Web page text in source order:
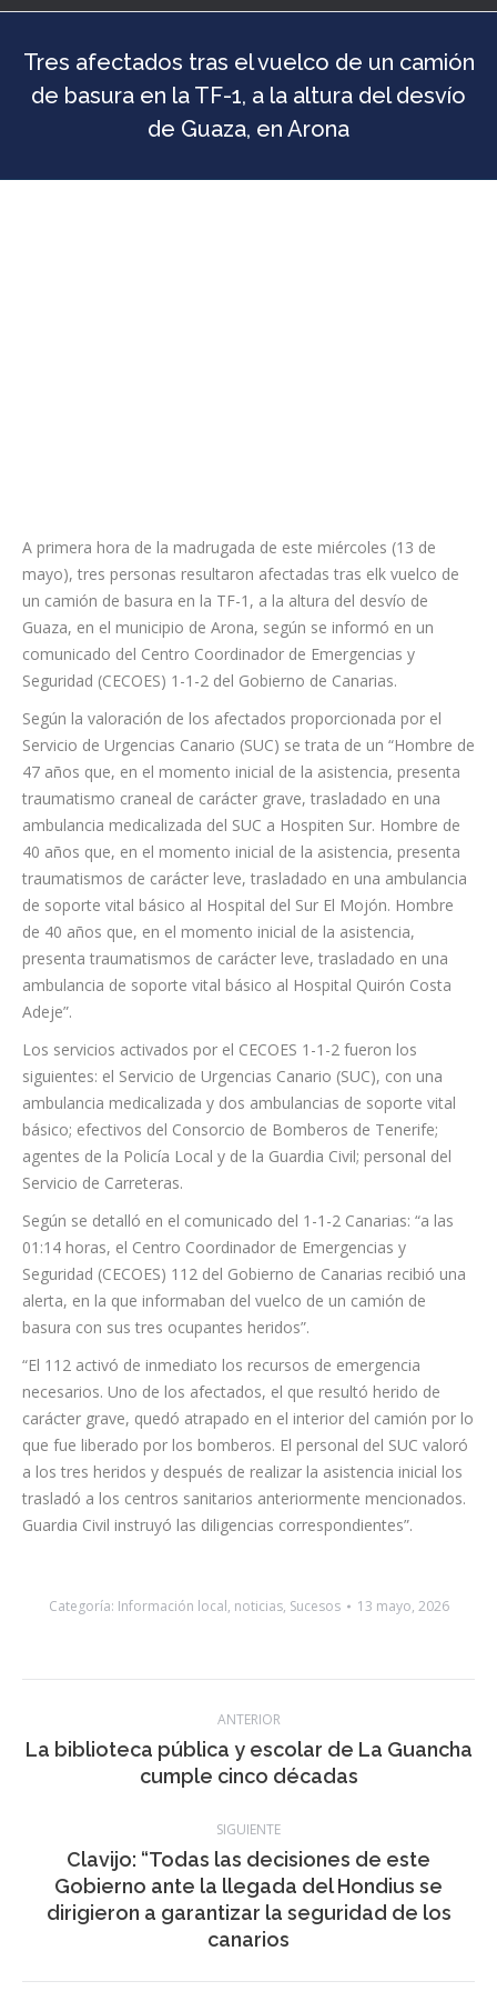
Tres afectados tras el vuelco de un camión
de Guaza, en Arona
A primera hora de la madrugada de este miércoles (13 de
mayo), tres personas resultaron afectadas tras elk vuelco de
un camión de basura en la TF-1, a la altura del desvío de
Guaza, en el municipio de Arona, según se informó en un
comunicado del Centro Coordinador de Emergencias y
Seguridad (CECOES) 1-1-2 del Gobierno de Canarias.
Según la valoración de los afectados proporcionada por el
Servicio de Urgencias Canario (SUC) se trata de un “Hombre de
47 años que, en el momento inicial de la asistencia, presenta
traumatismo craneal de carácter grave, trasladado en una
ambulancia medicalizada del SUC a Hospiten Sur. Hombre de
40 años que, en el momento inicial de la asistencia, presenta
traumatismos de carácter leve, trasladado en una ambulancia
de soporte vital básico al Hospital del Sur El Mojón. Hombre
de 40 años que, en el momento inicial de la asistencia,
presenta traumatismos de carácter leve, trasladado en una
ambulancia de soporte vital básico al Hospital Quirón Costa
Adeje”.
Los servicios activados por el CECOES 1-1-2 fueron los
siguientes: el Servicio de Urgencias Canario (SUC), con una
ambulancia medicalizada y dos ambulancias de soporte vital
básico; efectivos del Consorcio de Bomberos de Tenerife;
agentes de la Policía Local y de la Guardia Civil; personal del
Servicio de Carreteras.
Según se detalló en el comunicado del 1-1-2 Canarias: “a las
01:14 horas, el Centro Coordinador de Emergencias y
Seguridad (CECOES) 112 del Gobierno de Canarias recibió una
alerta, en la que informaban del vuelco de un camión de
basura con sus tres ocupantes heridos”.
“El 112 activó de inmediato los recursos de emergencia
necesarios. Uno de los afectados, el que resultó herido de
carácter grave, quedó atrapado en el interior del camión por lo
que fue liberado por los bomberos. El personal del SUC valoró
a los tres heridos y después de realizar la asistencia inicial los
Navegación
publicaciones
ANTERIOR
anterior:
cumple cinco décadas
SIGUIENTE
Publicación
siguiente:
Clavijo: “Todas las decisiones de este
Gobierno ante la llegada del Hondius se